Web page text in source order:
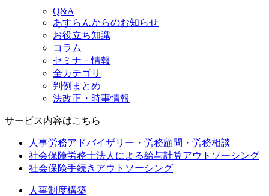
Q&A
あすらんからのお知らせ
お役立ち知識
コラム
セミナ－情報
全カテゴリ
判例まとめ
法改正・時事情報
サービス内容はこちら
人事労務アドバイザリー・労務顧問・労務相談
社会保険労務士法人による給与計算アウトソーシング
社会保険手続きアウトソーシング
人事制度構築